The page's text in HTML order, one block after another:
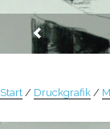
Start / Druckgrafik /